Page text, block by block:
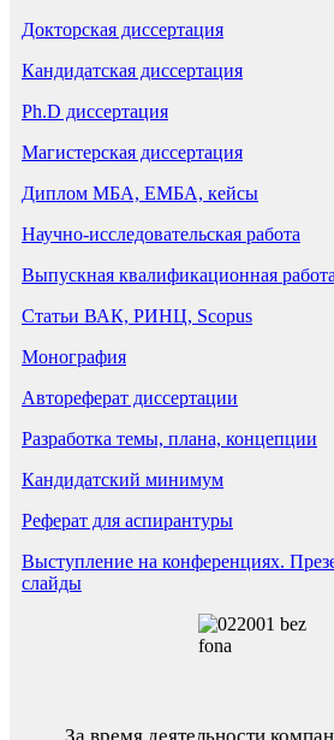
Докторская диссертация
Кандидатская диссертация
Ph.D диссертация
Магистерская диссертация
Диплом МБА, ЕМБА, кейсы
Научно-исследовательская работа
Выпускная квалификационная работа
Статьи ВАК, РИНЦ, Scopus
Монография
Автореферат диссертации
Разработка темы, плана, концепции
Кандидатский минимум
Реферат для аспирантуры
Выступление на конференциях.
слайды
За время деятельности